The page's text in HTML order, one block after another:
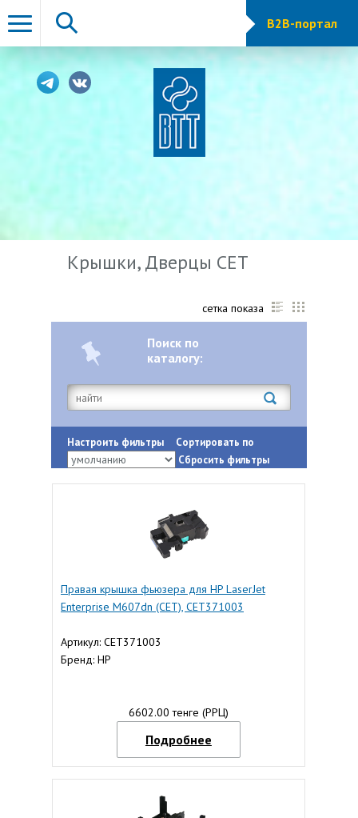
B2B-портал
Крышки, Дверцы CET
сетка показа
Поиск по
каталогу:
Настроить фильтры Сортировать по
Сбросить фильтры
Правая крышка фьюзера для HP LaserJet
Enterprise M607dn (CET), CET371003
Артикул: CET371003
Бренд: HP
6602.00 тенге (РРЦ)
Подробнее